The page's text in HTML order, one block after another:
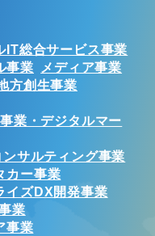
IT総合サービス事業
事業
メディア事業
方創生事業
業・デジタルマー
サルティング事業
カー事業
イズDX開発事業
業
事業